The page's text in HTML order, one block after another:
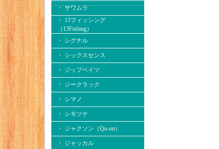
・ サワムラ
・ 13フィッシング
（13Fishing）
・ シグナル
・ シックスセンス
・ ジップベイツ
・ ジークラック
・ シマノ
・ シモツケ
・ ジャクソン（Qu-on）
・ ジャッカル